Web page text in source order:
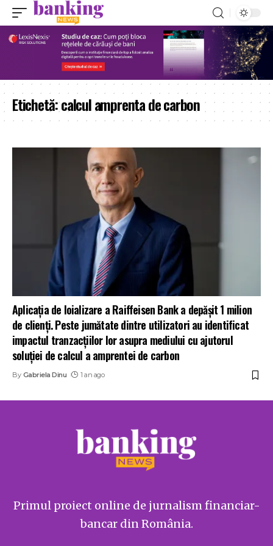
Etichetă:calcul amprenta de carbon
Aplicația de loializare a Raiffeisen Bank a depășit 1 milion
de clienți. Peste jumătate dintre utilizatori au identificat
impactul tranzacțiilor lor asupra mediului cu ajutorul
soluției de calcul a amprentei de carbon
By Gabriela Dinu 1 an ago
Primul proiect online de jurnalism financiar-
bancar din România.